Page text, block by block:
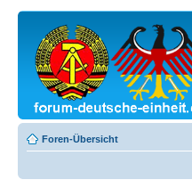
Foren-Übersicht